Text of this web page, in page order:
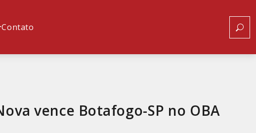
Contato
vence Botafogo-SP no OBA